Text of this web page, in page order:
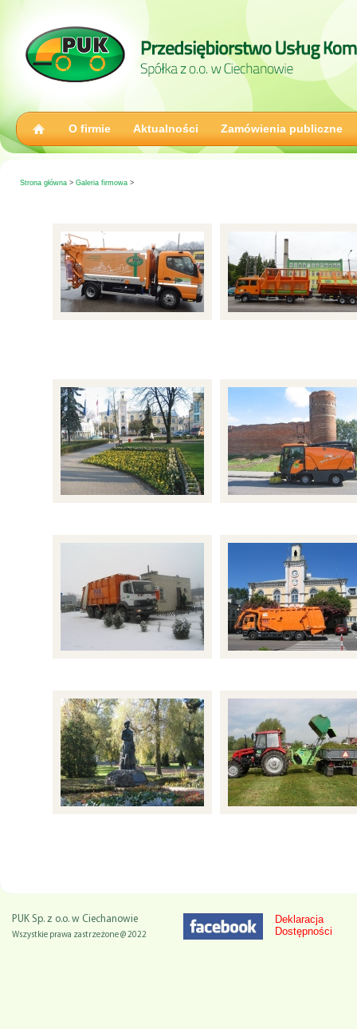
O firmie Aktualności Zamówienia publiczne
Strona główna> Galeria firmowa>
PUK Sp. z o.o. w Ciechanowie
Wszystkie prawa zastrzeżone @ 2022
Deklaracja
Dostępności